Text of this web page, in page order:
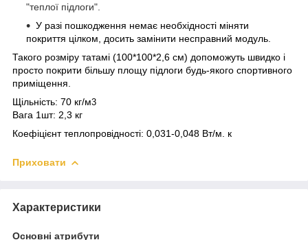
"теплої підлоги".
У разі пошкодження немає необхідності міняти
покриття цілком, досить замінити несправний модуль.
Такого розміру татамі (100*100*2,6 см) допоможуть швидко і
просто покрити більшу площу підлоги будь-якого спортивного
приміщення.
Щільність: 70 кг/м3
Вага 1шт: 2,3 кг
Коефіцієнт теплопровідності: 0,031-0,048 Вт/м. к
Приховати
Характеристики
Основні атрибути